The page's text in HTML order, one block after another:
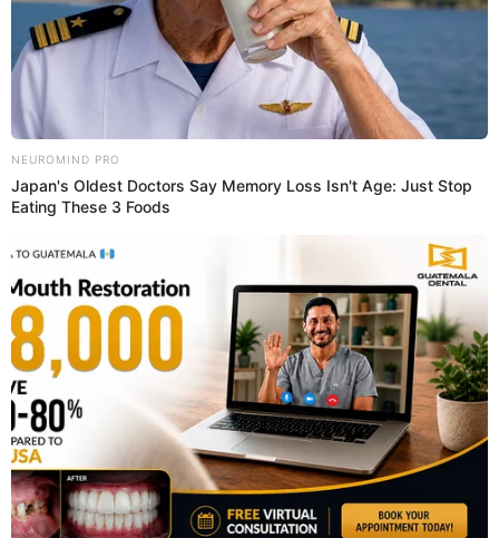
expandirse agresivamente a lo largo del territorio nacional.
La marca es reconocida por sus constantes promociones y
por su estrategia de integración con centros comerciales,
lo que refuerza su posicionamiento frente a competidores